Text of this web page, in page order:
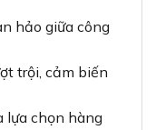
hảo giữa công
trội, cảm biến
lựa chọn hàng